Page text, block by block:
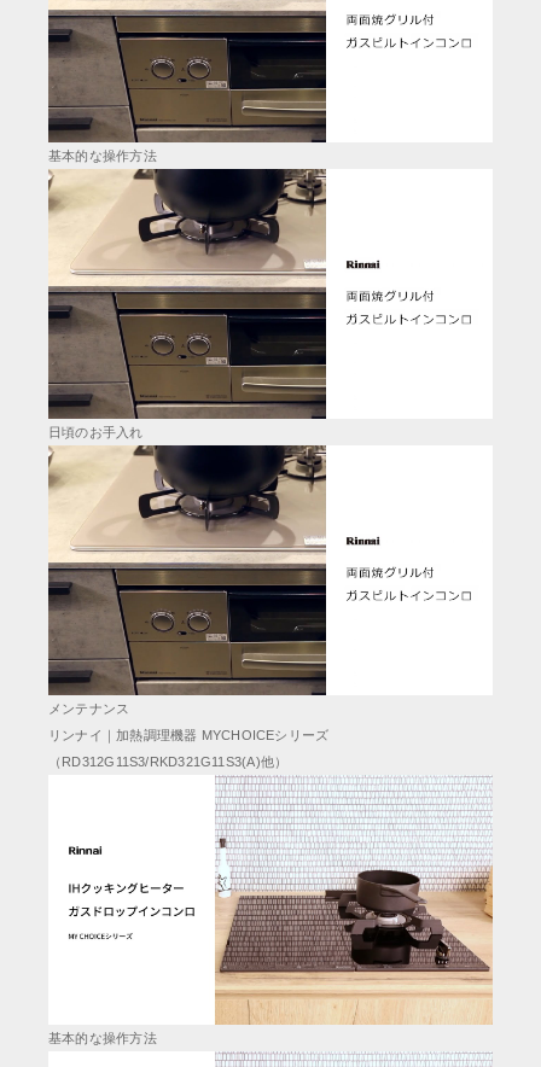
基本的な操作方法
日頃のお手入れ
メンテナンス
リンナイ｜加熱調理機器 MYCHOICEシリーズ
（RD312G11S3/RKD321G11S3(A)他）
基本的な操作方法